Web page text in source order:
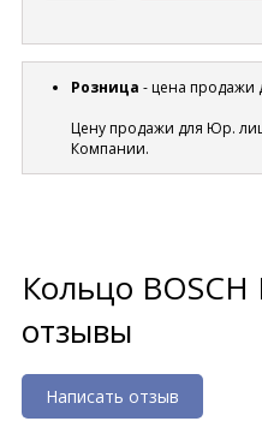
Розница - цена продажи
Цену продажи для Юр.
Компании.
Кольцо BOSCH
отзывы
Написать отзыв